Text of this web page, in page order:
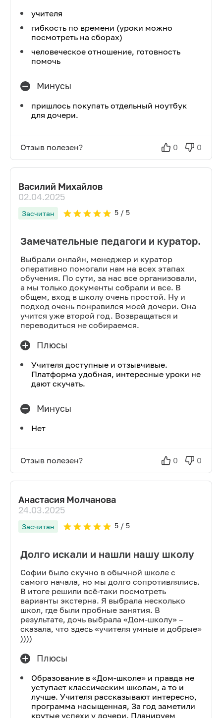
учителя
гибкость по времени (уроки можно
посмотреть на сборах)
человеческое отношение, готовность
помочь
Минусы
пришлось покупать отдельный ноутбук
для дочери.
Отзыв полезен? 0 0
Василий Михайлов
02.04.2025
Засчитан 5/ 5
Замечательные педагоги и куратор.
Выбрали онлайн, менеджер и куратор
оперативно помогали нам на всех этапах
обучения. По сути, за нас все организовали,
а мы только документы собрали и все. В
общем, вход в школу очень простой. Ну и
подход очень понравился моей дочери. Она
учится уже второй год. Возвращаться и
переводиться не собираемся.
Плюсы
Учителя доступные и отзывчивые.
Платформа удобная, интересные уроки не
дают скучать.
Минусы
Нет
Отзыв полезен? 0 0
Анастасия Молчанова
24.03.2025
Засчитан 5/ 5
Долго искали и нашли нашу школу
Софии было скучно в обычной школе с
самого начала, но мы долго сопротивлялись.
В итоге решили всё-таки посмотреть
варианты экстерна. Я выбрала несколько
школ, где были пробные занятия. В
результате, дочь выбрала «Дом-школу» –
сказала, что здесь «учителя умные и добрые»
))))
Плюсы
Образование в «Дом-школе» и правда не
уступает классическим школам, а то и
лучше. Учителя рассказывают интересно,
программа насыщенная, За год заметили
крутые успехи у дочери. Планируем